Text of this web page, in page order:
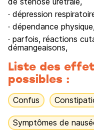
· dépression
· dépendance
· parfois, réactions
démangeaisons,
Liste des
possibles :
Confus
Symptômes de